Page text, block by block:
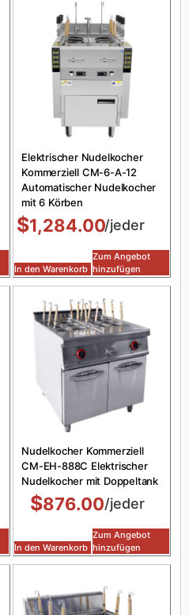
Elektrischer Nudelkocher
Kommerziell CM-6-A-12
Automatischer Nudelkocher
mit 6 Körben
$1,284.00/jeder
In den Warenkorb
Zum Angebot
hinzufügen
Nudelkocher Kommerziell
CM-EH-888C Elektrischer
Nudelkocher mit Doppeltank
$876.00/jeder
In den Warenkorb
Zum Angebot
hinzufügen